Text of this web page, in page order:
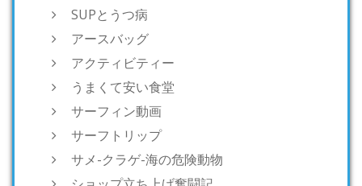
SUPとうつ病
アースバッグ
アクティビティー
うまくて安い食堂
サーフィン動画
サーフトリップ
サメ-クラゲ-海の危険動物